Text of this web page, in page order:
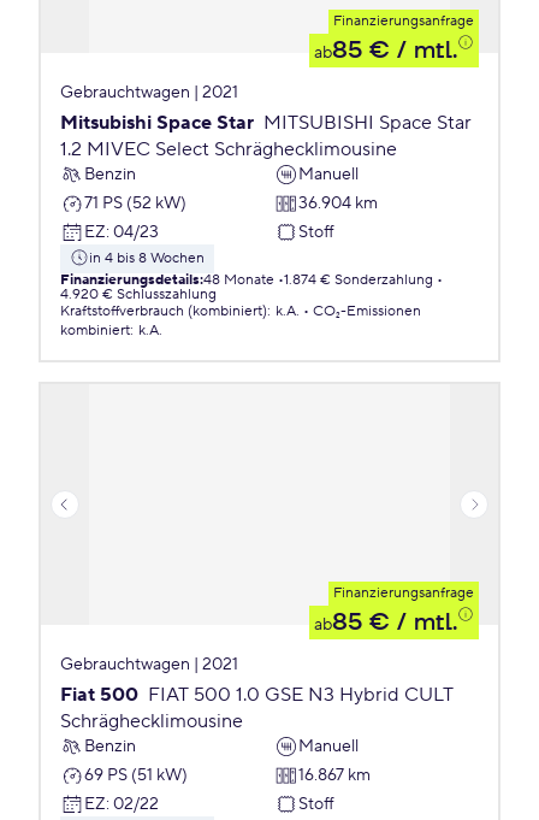
Finanzierungsanfrage
ab85 € / mtl.
Gebrauchtwagen | 2021
Mitsubishi Space Star MITSUBISHI Space Star
1.2 MIVEC Select Schräghecklimousine
Benzin
Manuell
71 PS (52 kW)
36.904 km
EZ: 04/23 Stoff
in 4 bis 8 Wochen
Finanzierungsdetails:48 Monate 1.874 € Sonderzahlung
4.920 € Schlusszahlung
Kraftstoffverbrauch (kombiniert): k.A.
CO₂-Emissionen
kombiniert: k.A.
Finanzierungsanfrage
ab85 € / mtl.
Gebrauchtwagen | 2021
Fiat 500 FIAT 500 1.0 GSE N3 Hybrid CULT
Schräghecklimousine
Benzin
Manuell
69 PS (51 kW)
16.867 km
EZ: 02/22 Stoff